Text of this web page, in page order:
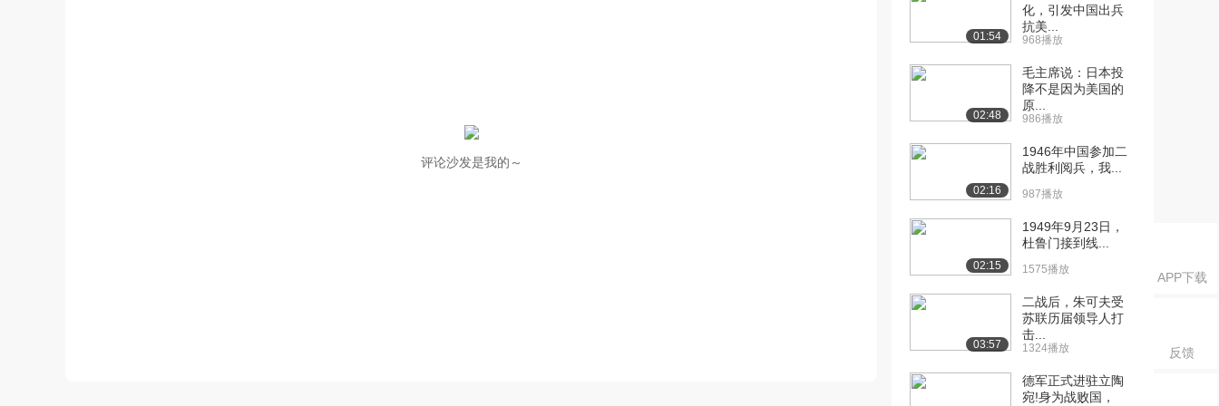
APP下载
反馈
评论沙发是我的～
01:54
化，引发中国出兵
抗美...
968播放
02:48
毛主席说：日本投
降不是因为美国的
原...
986播放
02:16
1946年中国参加二
战胜利阅兵，我...
987播放
02:15
1949年9月23日，
杜鲁门接到线...
1575播放
03:57
二战后，朱可夫受
苏联历届领导人打
击...
1324播放
德军正式进驻立陶
宛!身为战败国，